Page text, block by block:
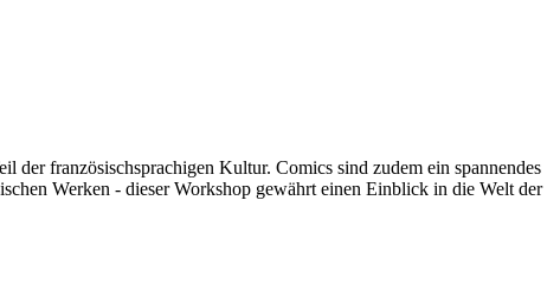
der französischsprachigen Kultur. Comics sind zudem ein spannendes
Werken - dieser Workshop gewährt einen Einblick in die Welt der